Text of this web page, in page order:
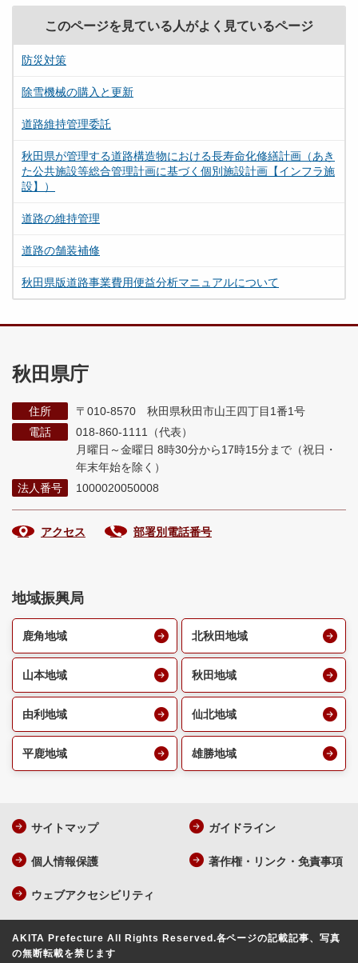
このページを見ている人がよく見ているページ
防災対策
除雪機械の購入と更新
道路維持管理委託
秋田県が管理する道路構造物における長寿命化修繕計画（あき
た公共施設等総合管理計画に基づく個別施設計画【インフラ施
設】）
道路の維持管理
道路の舗装補修
秋田県版道路事業費用便益分析マニュアルについて
秋田県庁
住所
〒010-8570 秋田県秋田市山王四丁目1番1号
電話
018-860-1111（代表）
月曜日～金曜日 8時30分から17時15分まで （祝日・
年末年始を除く）
法人番号
1000020050008
アクセス 部署別電話番号
地域振興局
鹿角地域 北秋田地域
山本地域 秋田地域
由利地域 仙北地域
平鹿地域 雄勝地域
サイトマップ ガイドライン
個人情報保護 著作権・リンク・免責事項
ウェブアクセシビリティ
AKITA Prefecture All Rights Reserved.各ページの記載記事、写真
の無断転載を禁じます